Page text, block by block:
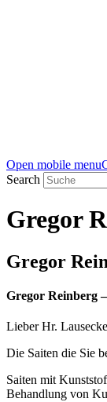
Open mobile menu
Search
Gregor
Gregor
Gregor Reinberg
Lieber Hr.
Die Saiten die Sie
Saiten mit
Behandlung von